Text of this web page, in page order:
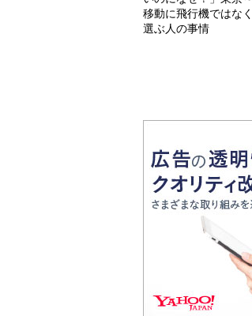
移動に飛行機ではな
選ぶ人の事情